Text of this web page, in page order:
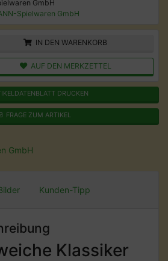
GmbH
Spielwaren GmbH
IN DEN WARENKORB
AUF DEN MERKZETTEL
DRUCKEN
FRAGE ZUM ARTIKEL
Kunden-Tipp
Klassiker